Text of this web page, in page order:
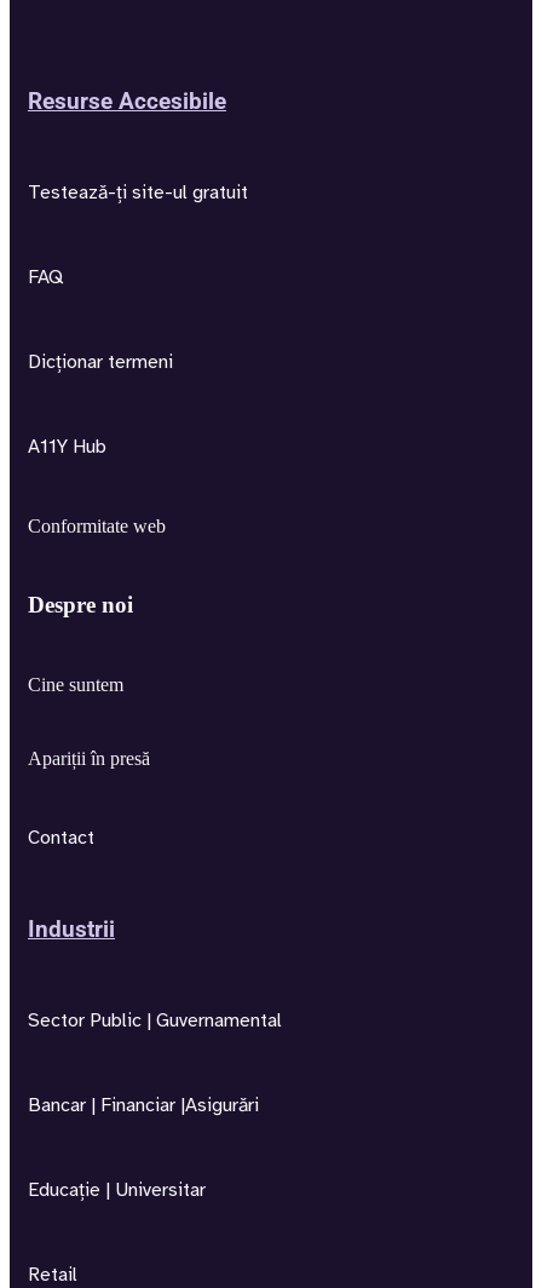
Resurse Accesibile
Testează-ți site-ul gratuit
FAQ
Dicționar termeni
A11Y Hub
Conformitate web
Despre noi
Cine suntem
Apariții în presă
Contact
Industrii
Sector Public | Guvernamental
Bancar | Financiar |Asigurări
Educație | Universitar
Retail